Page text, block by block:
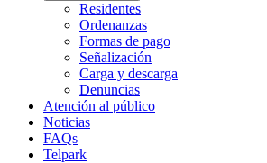
Residentes
Ordenanzas
Formas de pago
Señalización
Carga y descarga
Denuncias
Atención al público
Noticias
FAQs
Telpark